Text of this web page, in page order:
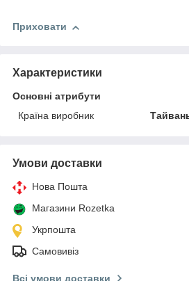
Приховати
Характеристики
Основні атрибути
Країна виробник
Умови доставки
Нова Пошта
Магазини Rozetka
Укрпошта
Самовивіз
Всі умови доставки